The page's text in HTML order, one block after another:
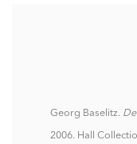
Georg Baselitz.
2006. Hall